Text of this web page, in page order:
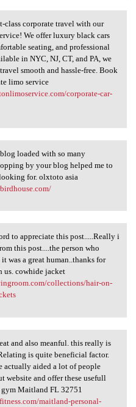
class
class corporate travel with our
We offer luxury black cars
seating, and professional
in NYC, NJ, CT, and PA, we
smooth and hassle-free. Book
limo service
corporate-car-
blog loaded
loaded with so many
by your blog helped me to
for. olxtoto asia
to
to appreciate this post.....Really i
this post....the person who
was a great human..thanks for
us. cowhide jacket
collections/hair-on-
and also
and also meanful. this really is
is quite beneficial factor.
actually aided a lot of people
website and offer these usefull
Maitland FL 32751
maitland-personal-